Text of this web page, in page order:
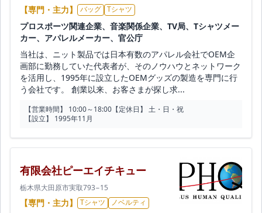
【専門・主力】 バッグ Tシャツ
プロスポーツ関連企業、音楽関係企業、TV局、Tシャツメー
カー、アパレルメーカー、官公庁
当社は、ニット製品では日本有数のアパレル会社でOEM企
画部に勤務していた代表者が、そのノウハウとネットワーク
を活用し、1995年に設立したOEMグッズの製造を専門に行
う会社です。 創業以来、お客さまが探し求...
【営業時間】 10:00～18:00 【定休日】 土・日・祝
【設立】 1995年11月
有限会社ピーエイチキュー
栃木県大田原市実取793−15
【専門・主力】 Tシャツ ノベルティ